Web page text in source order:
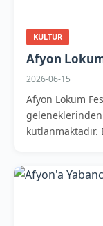
KULTUR
Afyon
2026-06-15
Afyon Lokum
kutlanmaktadır.